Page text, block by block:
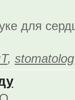
для
, stomatolog